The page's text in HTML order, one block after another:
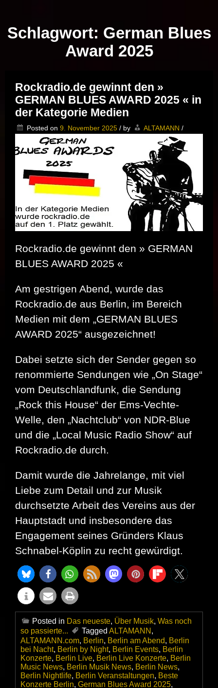
Schlagwort: German Blues
Award 2025
Rockradio.de gewinnt den »
GERMAN BLUES AWARD 2025 « in
der Kategorie Medien
Posted on 9. November 2025 / by ALTAMANN /
Rockradio.de gewinnt den » GERMAN
BLUES AWARD 2025 «
Am gestrigen Abend, wurde das
Rockradio.de aus Berlin, im Bereich
Medien mit dem „GERMAN BLUES
AWARD 2025“ ausgezeichnet!
Dabei setzte sich der Sender gegen so
renommierte Sendungen wie „On Stage“
vom Deutschlandfunk, die Sendung
„Rock this House“ der Ems-Vechte-
Welle, den „Nachtclub“ von NDR-Blue
und die „Local Music Radio Show“ auf
Rockradio.de durch.
Damit wurde die Jahrelange, mit viel
Liebe zum Detail und zur Musik
durchsetzte Arbeit des Vereins aus der
Hauptstadt und insbesondere das
Engagement seines Gründers Klaus
Schnabel-Köplin zu recht gewürdigt.
Posted in Das neueste, Über Musik, Was noch
so passierte...
Tagged ALTAMANN ,
ALTAMANN.com, Berlin, Berlin am Abend, Berlin
bei Nacht, Berlin by Night, Berlin Events, Berlin
Konzerte, Berlin Live, Berlin Live Konzerte, Berlin
Music News, Berlin Musik News, Berlin News,
Berlin Nightlife, Berlin Veranstaltungen, Beste
Konzerte Berlin, German Blues Award 2025,